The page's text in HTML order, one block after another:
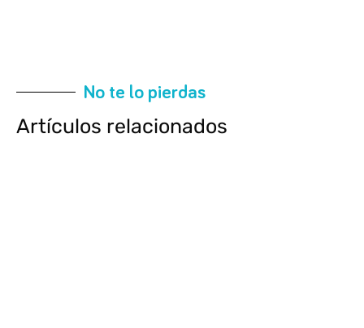
No te lo pierdas
Artículos relacionados